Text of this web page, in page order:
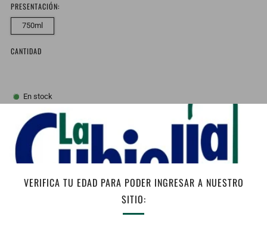
VERIFICA TU EDAD PARA PODER INGRESAR A NUESTRO
SITIO:
PRESENTACIÓN:
750ml
CANTIDAD
En stock
AGREGAR AL CARRITO
Facebook
TwitterEmail
Notas de Cata: Vista: Tiene un color intenso rojo rubi con bordes